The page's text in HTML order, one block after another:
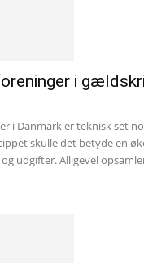
i
i Danmark er teknisk set
skulle det betyde en
udgifter. Alligevel